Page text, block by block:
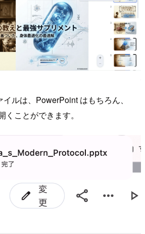
ルは、PowerPoint はもちろん、
くことができます。